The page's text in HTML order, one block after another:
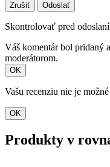
Zrušiť Odoslať
Skontrolovať pred
Váš komentár bol pridaný
moderátorom.
OK
Vašu recenziu nie je
OK
Produkty v